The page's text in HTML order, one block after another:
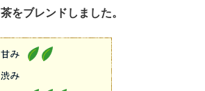
をブレンドしました。